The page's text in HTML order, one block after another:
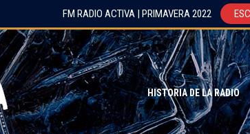
HISTORIA DE LA RADIO
FM RADIO ACTIVA | PRIMAVERA 2022